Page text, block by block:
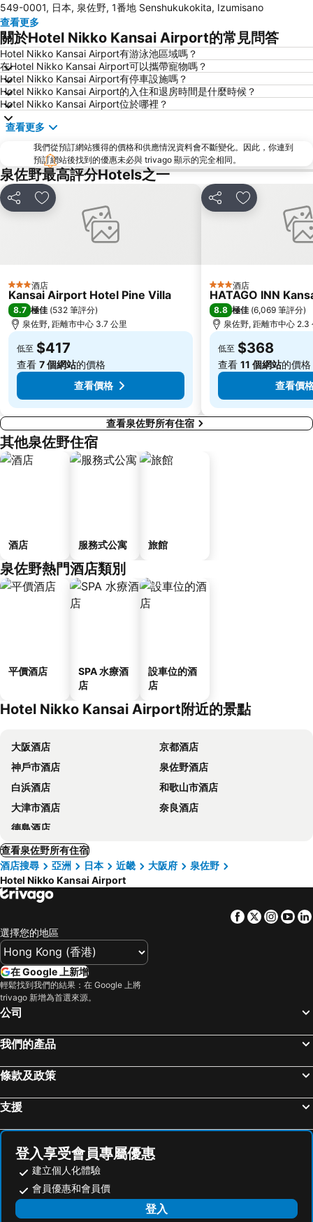
Namba City
心齋橋站
新大阪站
大阪城
道頓堀
大阪國際機場
Rinku Town Station
Awaji Island
Yodoyabashi Station
Osaka City Air Terminal
神戶車站
Nipponbashi Station
三宮車站
Osaka Castle
大阪京瓷巨蛋
Wakayama Station
Honmachi Station
Rinku Premium Outlets
Kyobashi Station
Namba Parks
Hankyu Umeda Honten
Nishikujo Station
Mount Koyasan
Abeno
Umeda Art Theater
Kids Plaza Osaka
Japan Mint
Shinsekai
Grand Front Osaka
Osaka Castle Hall
Kobe Port Tower
Tennoji
549-0001, 日本, 泉佐野, 1番地 Senshukukokita, Izumisano
查看更多
關於Hotel Nikko Kansai Airport的常見問答
Hotel Nikko Kansai Airport有游泳池區域嗎？
在Hotel Nikko Kansai Airport可以攜帶寵物嗎？
Hotel Nikko Kansai Airport有停車設施嗎？
Hotel Nikko Kansai Airport的入住和退房時間是什麼時候？
Hotel Nikko Kansai Airport位於哪裡？
查看更多
我們從預訂網站獲得的價格和供應情況資料會不斷變化。因此，你連到
預訂網站後找到的優惠未必與 trivago 顯示的完全相同。
泉佐野最高評分Hotels之一
分享 放到收藏夾
3 星級酒店
Kansai Airport Hotel Pine Villa
8.7 極佳 (532 筆評分)
泉佐野, 距離市中心 3.7 公里
低至 $417
查看 7 個網站的價格
查看價格
分享 放到收藏夾
3 星級酒店
HATAGO INN
8.8 極佳 (6,069 筆評分)
泉佐野, 距離市中心 2.3
低至 $368
查看 11 個網站的價格
查看價
查看泉佐野所有住宿
其他泉佐野住宿
酒店 服務式公寓 旅館
泉佐野熱門酒店類別
平價酒店
SPA 水療酒
店
設車位的酒
店
Hotel Nikko Kansai Airport附近的景點
大阪酒店
京都酒店
神戶市酒店
泉佐野酒店
白浜酒店
和歌山市酒店
大津市酒店
奈良酒店
德島酒店
查看泉佐野所有住宿
酒店搜尋
亞洲 日本 近畿 大阪府
泉佐野
Hotel Nikko Kansai Airport
Facebook
Twitter
選擇您的地區
在 Google 上新增
輕鬆找到我們的結果：在 Google 上將
trivago 新增為首選來源。
公司
我們的產品
條款及政策
支援
登入享受會員專屬優惠
建立個人化體驗
會員優惠和會員價
登入